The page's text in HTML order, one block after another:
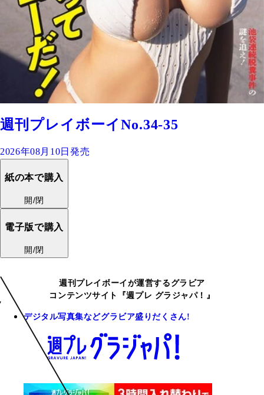
週刊プレイボーイNo.34-35
2026年08月10日発売
紙の本で購入
開/閉
電子版で購入
開/閉
週刊プレイボーイが運営するグラビア
コンテンツサイト『週プレ グラジャパ！』
デジタル写真集などグラビア盛りだくさん!